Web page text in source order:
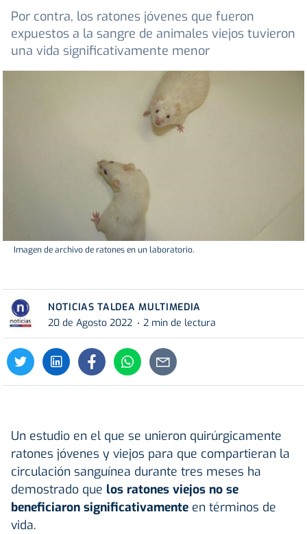
Por contra, los ratones jóvenes que fueron
expuestos a la sangre de animales viejos tuvieron
una vida significativamente menor
Imagen de archivo de ratones en un laboratorio.
NOTICIAS TALDEA MULTIMEDIA
20 de Agosto 2022
2 min de lectura
Un estudio en el que se unieron quirúrgicamente
ratones jóvenes y viejos para que compartieran la
circulación sanguínea durante tres meses ha
demostrado que los ratones viejos no se
beneficiaron significativamente en términos de
vida.